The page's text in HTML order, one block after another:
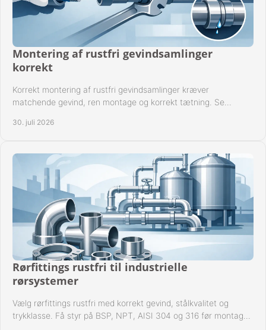
Montering af rustfri gevindsamlinger
korrekt
Korrekt montering af rustfri gevindsamlinger kræver
matchende gevind, ren montage og korrekt tætning. Se
30. juli 2026
Rørfittings rustfri til industrielle
rørsystemer
Vælg rørfittings rustfri med korrekt gevind, stålkvalitet og
trykklasse. Få styr på BSP, NPT, AISI 304 og 316 før montage